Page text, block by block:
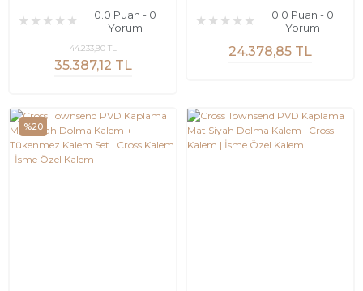
0.0 Puan - 0
Yorum
35.387,12 TL
44.233,90 TL
0.0 Puan - 0
Yorum
24.378,85 TL
%20